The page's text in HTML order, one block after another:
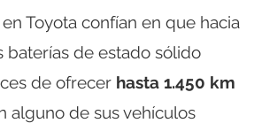
Toyota confían en que hacia
baterías de estado sólido
de ofrecer hasta 1.450 km
alguno de sus vehículos